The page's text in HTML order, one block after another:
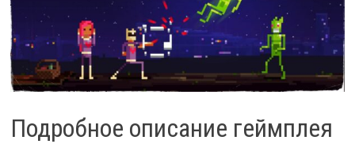
Подробное описание геймплея